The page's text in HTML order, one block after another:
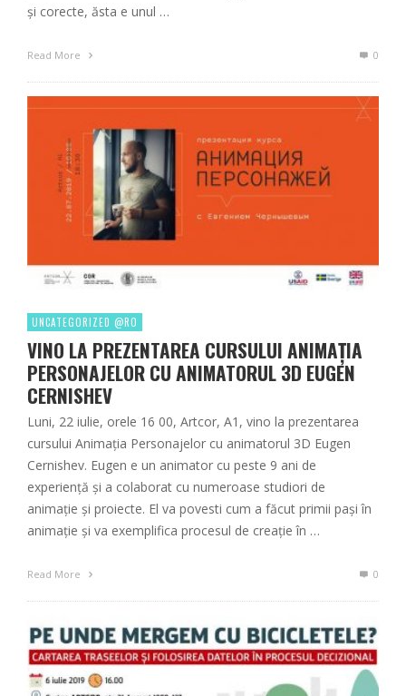
și corecte, ăsta e unul …
Read More 0
UNCATEGORIZED @RO
VINO LA PREZENTAREA CURSULUI ANIMAȚIA
PERSONAJELOR CU ANIMATORUL 3D EUGEN
CERNISHEV
Luni, 22 iulie, orele 16 00, Artcor, A1, vino la prezentarea
cursului Animația Personajelor cu animatorul 3D Eugen
Cernishev. Eugen e un animator cu peste 9 ani de
experiență și a colaborat cu numeroase studiori de
animație și proiecte. El va povesti cum a făcut primii pași în
animație și va exemplifica procesul de creație în …
Read More 0